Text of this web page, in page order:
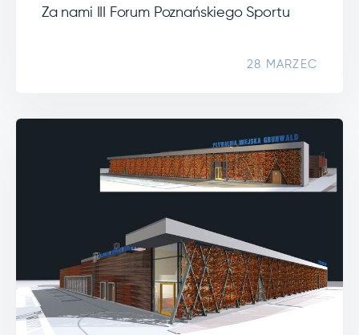
Za nami III Forum Poznańskiego Sportu
28 MARZEC